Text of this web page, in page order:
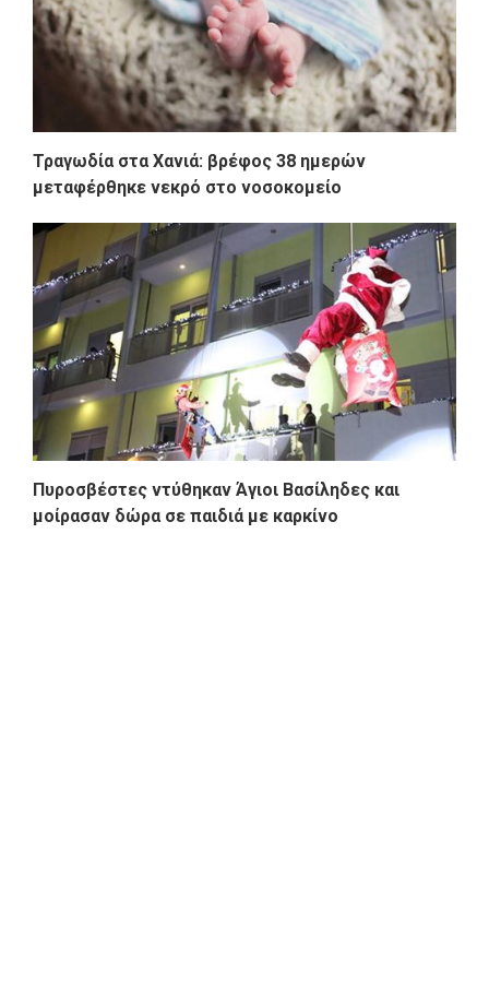
Τραγωδία στα Χανιά: βρέφος 38 ημερών
μεταφέρθηκε νεκρό στο νοσοκομείο
Πυροσβέστες ντύθηκαν Άγιοι Βασίληδες και
μοίρασαν δώρα σε παιδιά με καρκίνο